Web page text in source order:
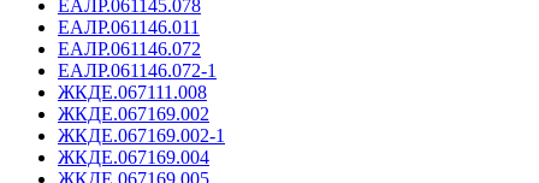
ЕАЛР.061145.078
ЕАЛР.061146.011
ЕАЛР.061146.072
ЕАЛР.061146.072-1
ЖКДЕ.067111.008
ЖКДЕ.067169.002
ЖКДЕ.067169.002-1
ЖКДЕ.067169.004